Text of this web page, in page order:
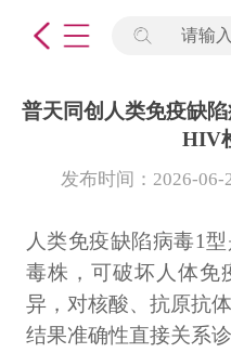
请输
普天同创人类免疫缺
HIV
发布时间：2026-06-
人类免疫缺陷病毒1
毒株，可破坏人体免
异，对核酸、抗原抗
结果准确性直接关系
标准物质
计量仪器
微生物检测/质控